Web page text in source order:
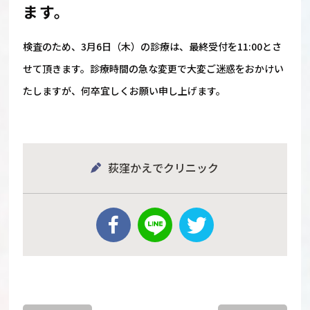
ます。
検査のため、3月6日（木）の診療は、最終受付を11:00とさ
せて頂きます。診療時間の急な変更で大変ご迷惑をおかけい
たしますが、何卒宜しくお願い申し上げます。
荻窪かえでクリニック